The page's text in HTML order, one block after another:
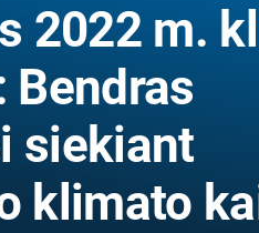
2022 m.
Bendras
siekiant
klimato